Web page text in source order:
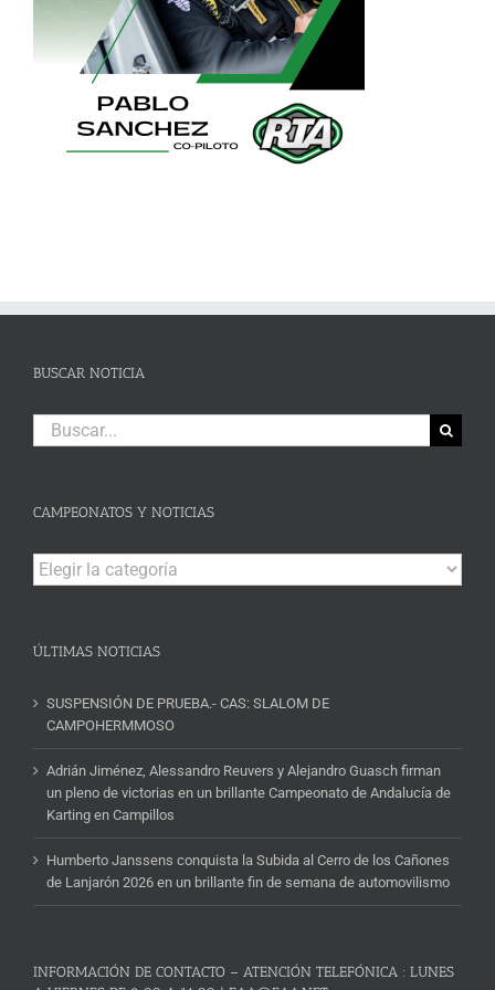
BUSCAR NOTICIA
Buscar:
CAMPEONATOS Y NOTICIAS
Campeonatos
y
ÚLTIMAS NOTICIAS
SUSPENSIÓN DE PRUEBA.- CAS: SLALOM DE
CAMPOHERMMOSO
Adrián Jiménez, Alessandro Reuvers y Alejandro Guasch firman
un pleno de victorias en un brillante Campeonato de Andalucía de
Karting en Campillos
Humberto Janssens conquista la Subida al Cerro de los Cañones
de Lanjarón 2026 en un brillante fin de semana de automovilismo
INFORMACIÓN DE CONTACTO – ATENCIÓN TELEFÓNICA : LUNES